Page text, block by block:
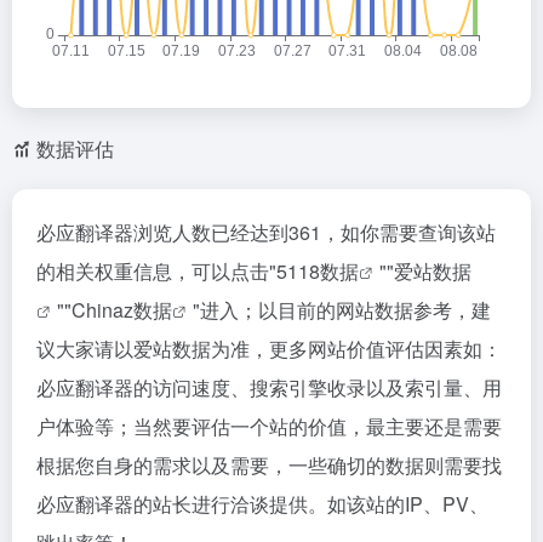
数据评估
必应翻译器浏览人数已经达到361，如你需要查询该站
的相关权重信息，可以点击"5118数据 ""爱站数据
""Chinaz数据
"进入；以目前的网站数据参考，建
议大家请以爱站数据为准，更多网站价值评估因素如：
必应翻译器的访问速度、搜索引擎收录以及索引量、用
户体验等；当然要评估一个站的价值，最主要还是需要
根据您自身的需求以及需要，一些确切的数据则需要找
必应翻译器的站长进行洽谈提供。如该站的IP、PV、